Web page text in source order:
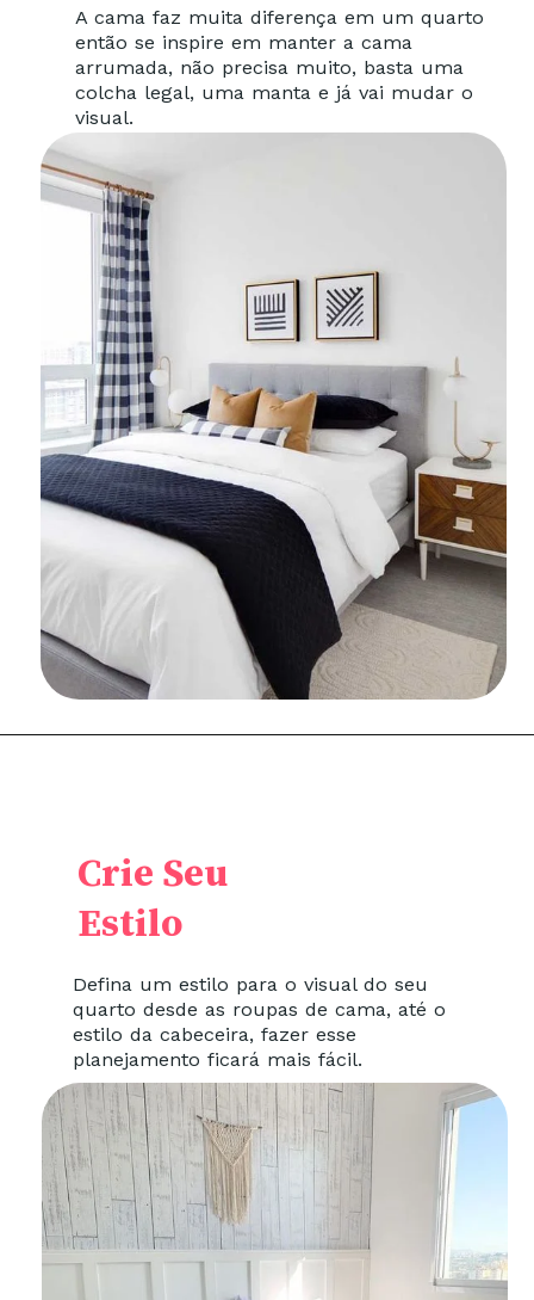
A cama faz muita diferença em um quarto
então se inspire em manter a cama
arrumada, não precisa muito, basta uma
colcha legal, uma manta e já vai mudar o
visual.
Defina um estilo para o visual do seu
quarto desde as roupas de cama, até o
estilo da cabeceira, fazer esse
planejamento ficará mais fácil.
Crie Seu
Estilo